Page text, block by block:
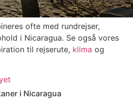
ofte med rundrejser,
i Nicaragua. Se også vores
til rejserute, klima og
i Nicaragua